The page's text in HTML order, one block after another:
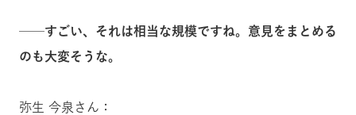
──すごい、それは相当な規模ですね。意見をまとめる
のも大変そうな。
弥生 今泉さん：